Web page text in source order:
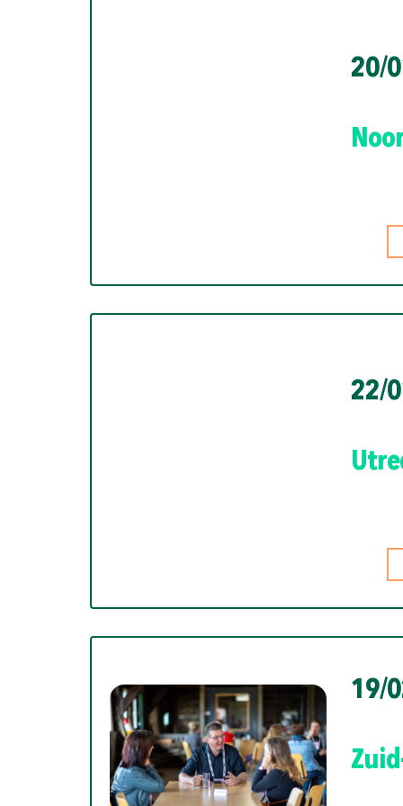
20/
22/
19/
hoogte
hebben we jou voor
benaderen. We zijn
en jouw ervaringen in de